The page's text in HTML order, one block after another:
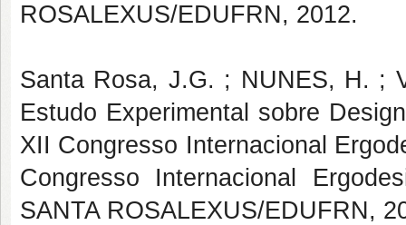
ROSALEXUS/EDUFRN, 2012.
Santa Rosa, J.G. ; NUNES, H. ;
Estudo Experimental sobre
XII Congresso Internacional
Congresso Internacional
SANTA ROSALEXUS/EDUFRN,